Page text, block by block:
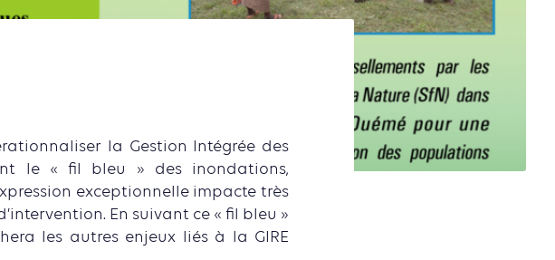
la Gestion Intégrée des
le « fil bleu » des inondations,
exceptionnelle impacte très
En suivant ce « fil bleu »
les autres enjeux liés à la GIRE